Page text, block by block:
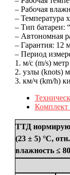
– Рабочая
– Температура
– Тип
– Автономная
– Гарантия: 12
– Период
1. м/с (m/s)
2. узлы (knots)
3. км/ч (km/h)
Комплект
ТТД
(23 ± 5) °С, отн.
влажность ≤